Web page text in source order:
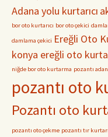
Adana yolu kurtarıcı
bor oto kurtarıcı bor oto çekici
damlama çekici Ereğli Oto
konya ereğli oto
niğde bor oto kurtarma pozantı
pozantı oto
Pozantı oto
pozantı oto çekme pozantı tır